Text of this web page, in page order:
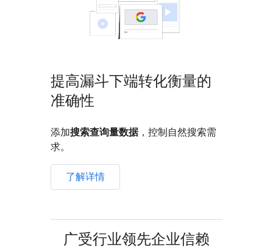
提高漏斗下端转化衡量的
准确性
添加搜索查询量数据，控制自然搜索需
求。
了解详情
广受行业领先企业信赖